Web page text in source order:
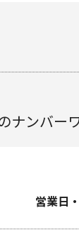
ンバーワ
営業日